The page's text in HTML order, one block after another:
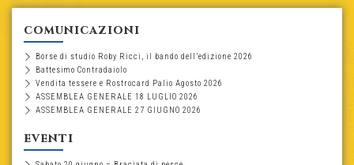
comunicazioni
Borse di studio Roby Ricci, il bando dell’edizione 2026
Battesimo Contradaiolo
Vendita tessere e Rostrocard Palio Agosto 2026
ASSEMBLEA GENERALE 18 LUGLIO 2026
ASSEMBLEA GENERALE 27 GIUGNO 2026
eventi